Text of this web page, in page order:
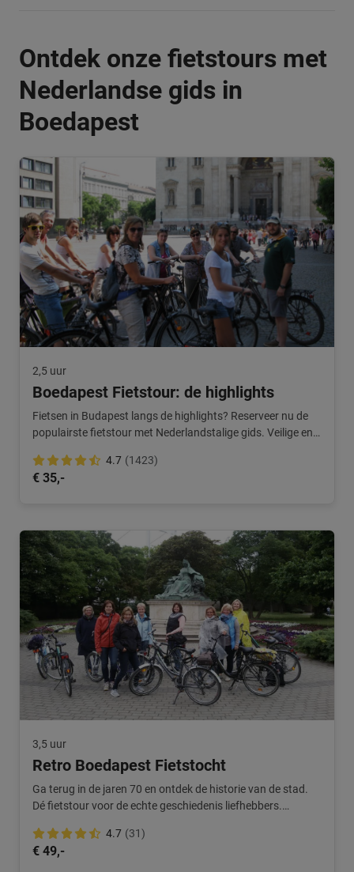
Ontdek onze fietstours met
Nederlandse gids in
Boedapest
2,5 uur
Boedapest Fietstour: de highlights
Fietsen in Budapest langs de highlights? Reserveer nu de
populairste fietstour met Nederlandstalige gids. Veilige en
4.7 (1423)
€ 35,-
3,5 uur
Retro Boedapest Fietstocht
Ga terug in de jaren 70 en ontdek de historie van de stad.
Dé fietstour voor de echte geschiedenis liefhebbers.
4.7 (31)
€ 49,-